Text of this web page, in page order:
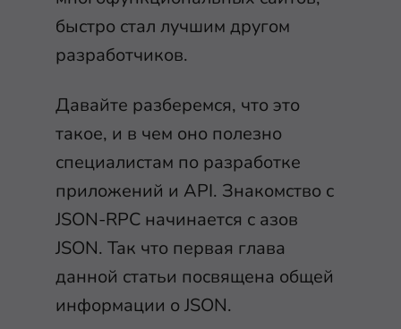
быстро стал лучшим другом
разработчиков.
Давайте разберемся, что это
такое, и в чем оно полезно
специалистам по разработке
приложений и API. Знакомство с
JSON-RPC начинается с азов
JSON. Так что первая глава
данной статьи посвящена общей
информации о JSON.